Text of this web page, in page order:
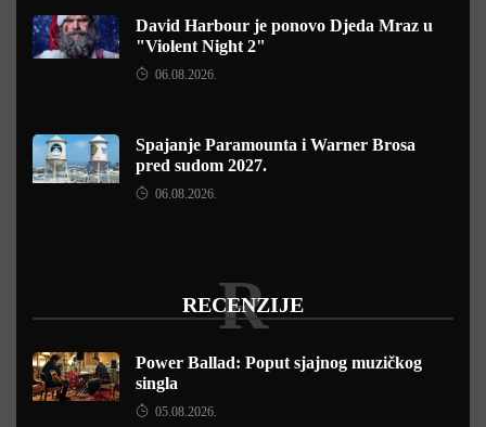
David Harbour je ponovo Djeda Mraz u
"Violent Night 2"
06.08.2026.
Spajanje Paramounta i Warner Brosa
pred sudom 2027.
06.08.2026.
RECENZIJE
R
Power Ballad: Poput sjajnog muzičkog
singla
05.08.2026.